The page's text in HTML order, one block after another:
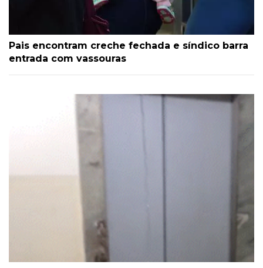
Pais encontram creche fechada e síndico barra
entrada com vassouras